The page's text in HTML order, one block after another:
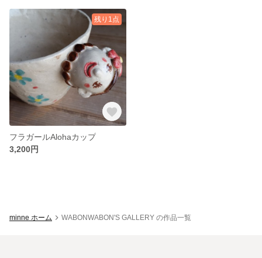
残り1点
フラガールAlohaカップ
3,200円
minne ホーム WABONWABON'S GALLERY の作品一覧